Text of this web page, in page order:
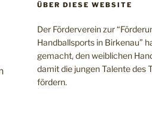
ÜBER DIESE WEBSITE
Der Förderverein zur
Handballsports in Birkenau”
gemacht, den weiblichen
damit die jungen Talente des
fördern.